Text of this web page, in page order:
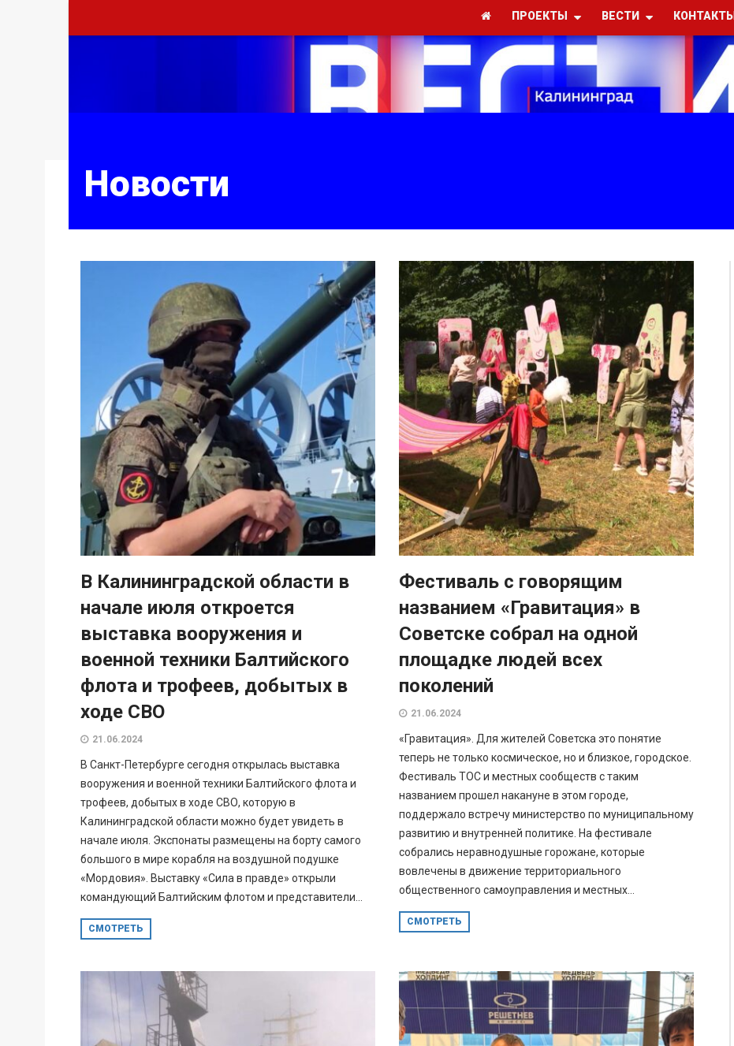
ПРОЕКТЫ ВЕСТИ КОНТАКТЫ
Новости
В Калининградской области в
начале июля откроется
выставка вооружения и
военной техники Балтийского
флота и трофеев, добытых в
ходе СВО
21.06.2024
В Санкт-Петербурге сегодня открылась выставка
вооружения и военной техники Балтийского флота и
трофеев, добытых в ходе СВО, которую в
Калининградской области можно будет увидеть в
начале июля. Экспонаты размещены на борту самого
большого в мире корабля на воздушной подушке
«Мордовия». Выставку «Сила в правде» открыли
командующий Балтийским флотом и представители...
СМОТРЕТЬ
Фестиваль с говорящим
названием «Гравитация» в
Советске собрал на одной
площадке людей всех
поколений
21.06.2024
«Гравитация». Для жителей Советска это понятие
теперь не только космическое, но и близкое, городское.
Фестиваль ТОС и местных сообществ с таким
названием прошел накануне в этом городе,
поддержало встречу министерство по муниципальному
развитию и внутренней политике. На фестивале
собрались неравнодушные горожане, которые
вовлечены в движение территориального
общественного самоуправления и местных...
СМОТРЕТЬ